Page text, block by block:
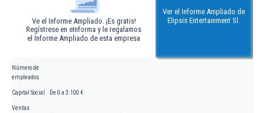
Ve el Informe Ampliado. ¡Es gratis!
Regístrese en eInforma y le regalamos
el Informe Ampliado de esta empresa
Ver el Informe Ampliado de
Elipsis Entertainment Sl.
Número de
empleados
Capital Social De 0 a 3.100 €
Ventas